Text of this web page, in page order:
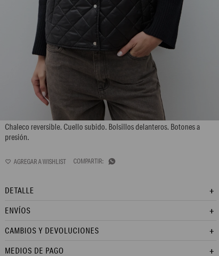
Chaleco reversible. Cuello subido. Bolsillos delanteros. Botones a
presión.

DETALLE
ENVÍOS
CAMBIOS Y DEVOLUCIONES
MEDIOS DE PAGO